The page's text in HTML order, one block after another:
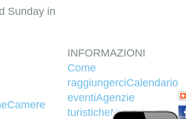
Sunday in
Camere
INFORMAZIONI
Come
raggiungerciCalendario
eventiAgenzie
turisticheNumeri